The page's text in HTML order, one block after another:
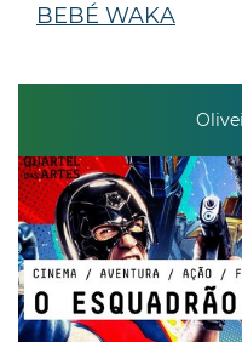
BEBÉ WAKA